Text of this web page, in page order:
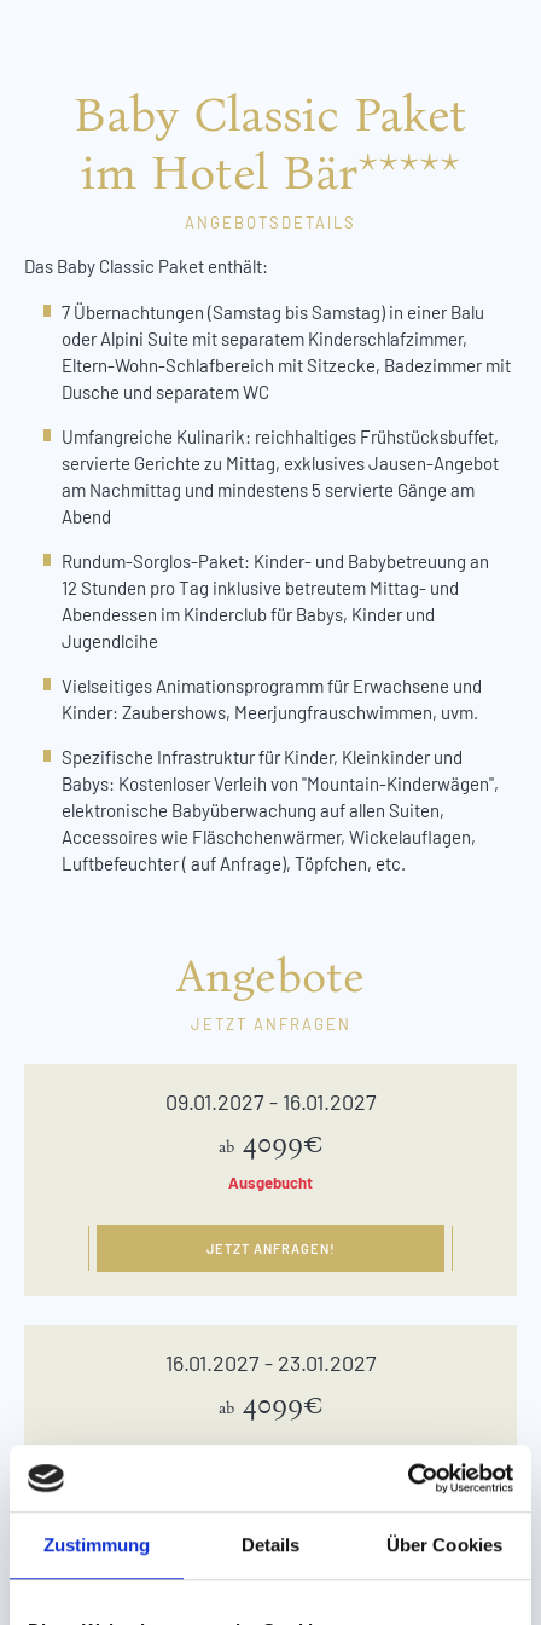
Zustimmung Details Über Cookies
Baby Classic Paket
im Hotel Bär*****
ANGEBOTSDETAILS
Das Baby Classic Paket enthält:
7 Übernachtungen (Samstag bis Samstag) in einer Balu
oder Alpini Suite mit separatem Kinderschlafzimmer,
Eltern-Wohn-Schlafbereich mit Sitzecke, Badezimmer mit
Dusche und separatem WC
Umfangreiche Kulinarik: reichhaltiges Frühstücksbuffet,
servierte Gerichte zu Mittag, exklusives Jausen-Angebot
am Nachmittag und mindestens 5 servierte Gänge am
Abend
Rundum-Sorglos-Paket: Kinder- und Babybetreuung an
12 Stunden pro Tag inklusive betreutem Mittag- und
Abendessen im Kinderclub für Babys, Kinder und
Jugendlcihe
Vielseitiges Animationsprogramm für Erwachsene und
Kinder: Zaubershows, Meerjungfrauschwimmen, uvm.
Spezifische Infrastruktur für Kinder, Kleinkinder und
Babys: Kostenloser Verleih von "Mountain-Kinderwägen",
elektronische Babyüberwachung auf allen Suiten,
Accessoires wie Fläschchenwärmer, Wickelauflagen,
Luftbefeuchter ( auf Anfrage), Töpfchen, etc.
Angebote
JETZT ANFRAGEN
09.01.2027 - 16.01.2027
ab 4099€
Ausgebucht
JETZT ANFRAGEN!
16.01.2027 - 23.01.2027
ab 4099€
23.01.2027 - 30.01.2027